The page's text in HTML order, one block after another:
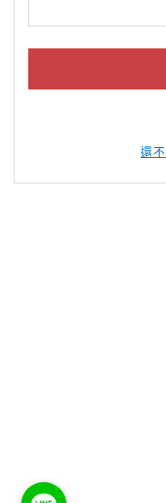
還